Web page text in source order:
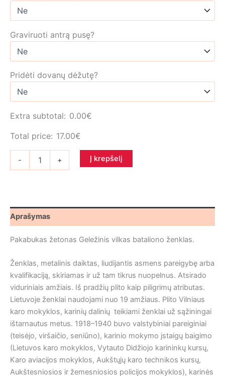
Graviruoti antrą pusę?
Pridėti dovanų dėžutę?
Extra subtotal: 0.00€
Total price: 17.00€
-
ženklas
+ Į krepšelį
Aprašymas
Pakabukas žetonas Geležinis vilkas bataliono ženklas.
Ženklas, metalinis daiktas, liudijantis asmens pareigybę arba
kvalifikaciją, skiriamas ir už tam tikrus nuopelnus. Atsirado
viduriniais amžiais. Iš pradžių plito kaip piligrimų atributas.
Lietuvoje ženklai naudojami nuo 19 amžiaus. Plito Vilniaus
karo mokyklos, karinių dalinių teikiami ženklai už sąžiningai
ištarnautus metus. 1918–1940 buvo valstybiniai pareiginiai
(teisėjo, viršaičio, seniūno), karinio mokymo įstaigų baigimo
(Lietuvos karo mokyklos, Vytauto Didžiojo karininkų kursų,
Karo aviacijos mokyklos, Aukštųjų karo technikos kursų,
Aukštesniosios ir žemesniosios policijos mokyklos), karinės